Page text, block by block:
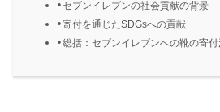
セブンイレブンの社会貢献の背景
寄付を通じたSDGsへの貢献
総括：セブンイレブンへの靴の寄